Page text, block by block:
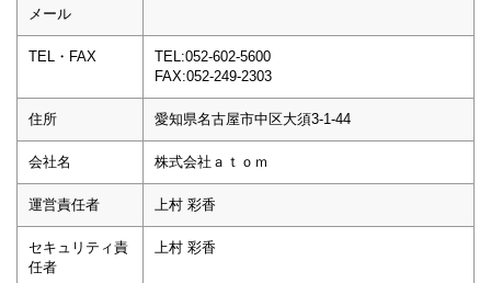
メール
TEL・FAX
TEL:052-602-5600
FAX:052-249-2303
住所 愛知県名古屋市中区大須3-1-44
会社名 株式会社ａｔｏｍ
運営責任者 上村 彩香
セキュリティ責
任者
上村 彩香